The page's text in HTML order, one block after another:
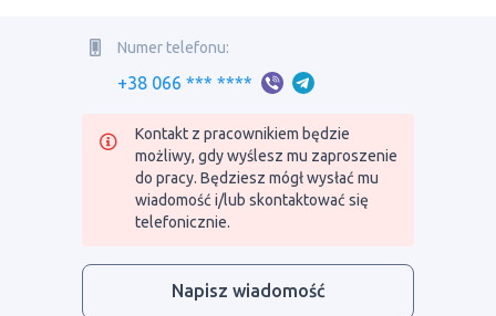
Numer telefonu:
+38 066 *** ****
Kontakt z pracownikiem będzie
możliwy, gdy wyślesz mu zaproszenie
do pracy. Będziesz mógł wysłać mu
wiadomość i/lub skontaktować się
telefonicznie.
Napisz wiadomość